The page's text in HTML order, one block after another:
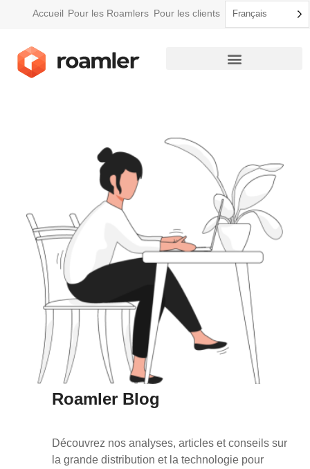
Accueil Pour les Roamlers Pour les clients Français
Roamler Blog
Découvrez nos analyses, articles et conseils sur
la grande distribution et la technologie pour